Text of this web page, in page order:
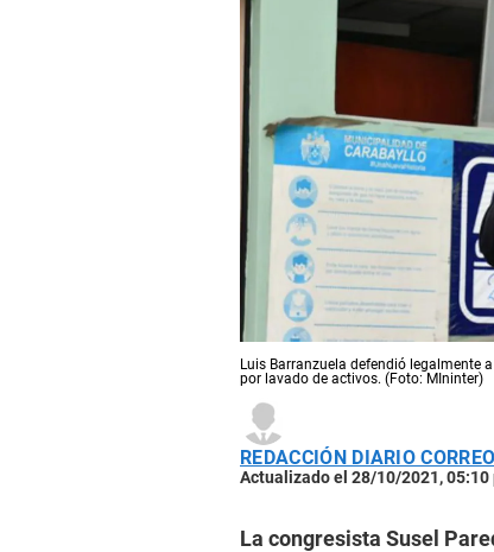
Luis Barranzuela defendió legalmente
por lavado de activos. (Foto: MIninter)
REDACCIÓN DIARIO CORREO
Actualizado el 28/10/2021, 05:10
La congresista Susel